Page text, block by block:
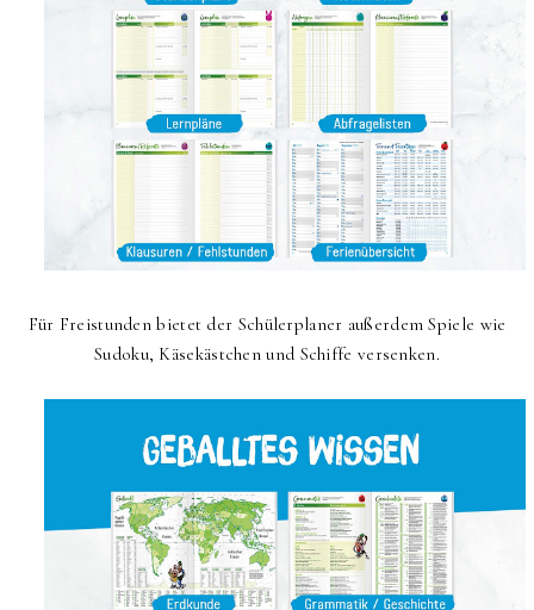
Für Freistunden bietet der Schülerplaner außerdem Spiele wie
Sudoku, Käsekästchen und Schiffe versenken.